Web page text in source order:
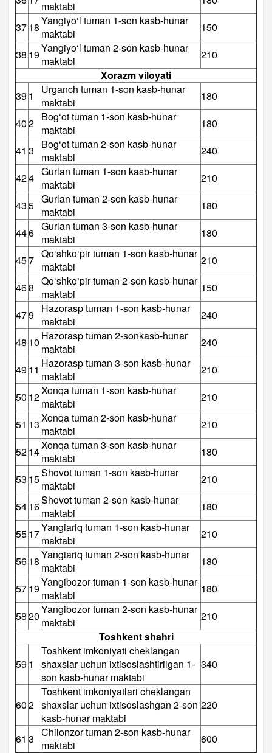
maktabi
3718Yangiyo‘l tuman 1-son kasb-hunar
maktabi
150
38 19Yangiyo‘l tuman 2-son kasb-hunar
maktabi
210
Xorazm viloyati
391
Urganch tuman 1-son kasb-hunar
maktabi
180
402 Bog‘ot tuman 1-son kasb-hunar
maktabi
180
41 3
Bog‘ot tuman 2-son kasb-hunar
maktabi
240
424 Gurlan tuman 1-son kasb-hunar
maktabi
210
435 Gurlan tuman 2-son kasb-hunar
maktabi
180
446 Gurlan tuman 3-son kasb-hunar
maktabi
180
457 Qo‘shko‘pir tuman 1-son kasb-hunar
maktabi
210
468 Qo‘shko‘pir tuman 2-son kasb-hunar
maktabi
150
479 Hazorasp tuman 1-son kasb-hunar
maktabi
240
48 10 Hazorasp tuman 2-sonkasb-hunar
maktabi
240
4911 Hazorasp tuman 3-son kasb-hunar
maktabi
210
50 12Xonqa tuman 1-son kasb-hunar
maktabi
210
51 13Xonqa tuman 2-son kasb-hunar
maktabi
210
5214Xonqa tuman 3-son kasb-hunar
maktabi
180
53 15Shovot tuman 1-son kasb-hunar
maktabi
210
5416Shovot tuman 2-son kasb-hunar
maktabi
180
5517Yangiariq tuman 1-son kasb-hunar
maktabi
210
5618Yangiariq tuman 2-son kasb-hunar
maktabi
180
5719Yangibozor tuman 1-son kasb-hunar
maktabi
180
5820Yangibozor tuman 2-son kasb-hunar
maktabi
210
Toshkent shahri
591
Toshkent imkoniyati cheklangan
shaxslar uchun ixtisoslashtirilgan 1-
son kasb-hunar maktabi
340
602
Toshkent imkoniyatlari cheklangan
shaxslar uchun ixtisoslashgan 2-son
kasb-hunar maktabi
220
61 3 Chilonzor tuman 2-son kasb-hunar
maktabi
600